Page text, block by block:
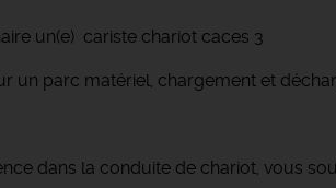
un(e) cariste chariot caces 3
un parc matériel, chargement et
dans la conduite de chariot, vous